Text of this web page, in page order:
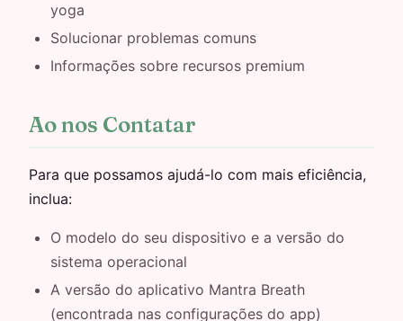
yoga
Solucionar problemas comuns
Informações sobre recursos premium
Ao nos Contatar
Para que possamos ajudá-lo com mais eficiência,
inclua:
O modelo do seu dispositivo e a versão do
sistema operacional
A versão do aplicativo Mantra Breath
(encontrada nas configurações do app)